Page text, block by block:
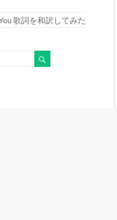
歌詞を和訳してみた